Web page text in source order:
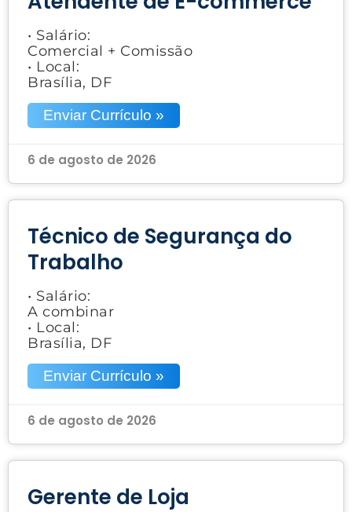
• Salário:
Comercial + Comissão
• Local:
Brasília, DF
Enviar Currículo »
6 de agosto de 2026
Técnico de Segurança do
Trabalho
• Salário:
A combinar
• Local:
Brasília, DF
Enviar Currículo »
6 de agosto de 2026
Gerente de Loja